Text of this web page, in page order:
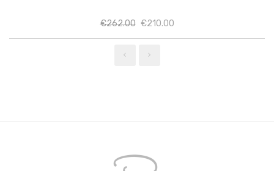
€262.00 Ποσότητα
€210.00Ποσότητα